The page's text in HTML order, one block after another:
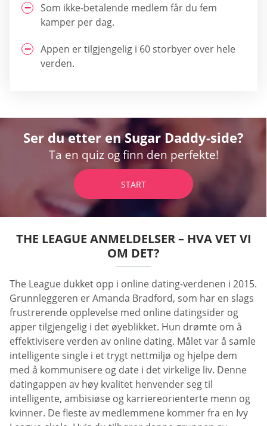
Som ikke-betalende medlem får du fem
kamper per dag.
Appen er tilgjengelig i 60 storbyer over hele
verden.
Ser du etter en Sugar Daddy-side?
Ta en quiz og finn den perfekte!
START
THE LEAGUE ANMELDELSER – HVA VET VI
OM DET?
The League dukket opp i online dating-verdenen i 2015.
Grunnleggeren er Amanda Bradford, som har en slags
frustrerende opplevelse med online datingsider og
apper tilgjengelig i det øyeblikket. Hun drømte om å
effektivisere verden av online dating. Målet var å samle
intelligente single i et trygt nettmiljø og hjelpe dem
med å kommunisere og date i det virkelige liv. Denne
datingappen av høy kvalitet henvender seg til
intelligente, ambisiøse og karriereorienterte menn og
kvinner. De fleste av medlemmene kommer fra en Ivy